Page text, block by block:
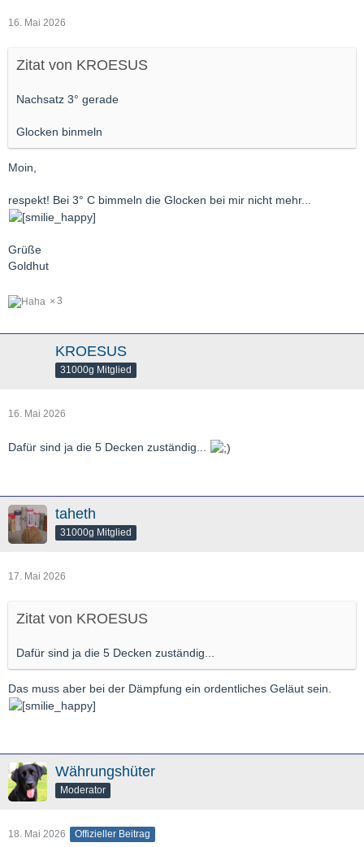
16. Mai 2026
Zitat von KROESUS
Nachsatz 3° gerade
Glocken binmeln
Moin,
respekt! Bei 3° C bimmeln die Glocken bei mir nicht mehr...
Grüße
Goldhut
3
KROESUS
31000g Mitglied
16. Mai 2026
Dafür sind ja die 5 Decken zuständig...
taheth
31000g Mitglied
17. Mai 2026
Zitat von KROESUS
Dafür sind ja die 5 Decken zuständig...
Das muss aber bei der Dämpfung ein ordentliches Geläut sein.
Währungshüter
Moderator
18. Mai 2026 Offizieller Beitrag